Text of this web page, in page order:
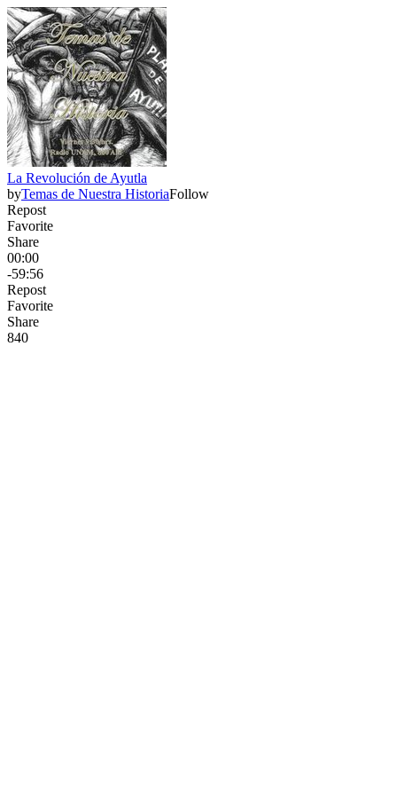
La Revolución de Ayutla
byTemas de Nuestra HistoriaFollow
Repost
Favorite
Share
00:00
-59:56
Repost
Favorite
Share
840